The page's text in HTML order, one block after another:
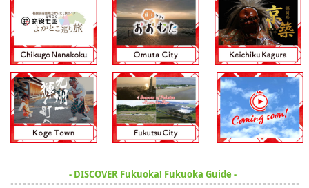
- DISCOVER Fukuoka! Fukuoka Guide -